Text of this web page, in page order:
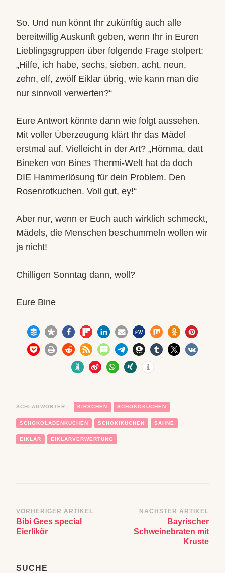
So. Und nun könnt Ihr zukünftig auch alle
bereitwillig Auskunft geben, wenn Ihr in Euren
Lieblingsgruppen über folgende Frage stolpert:
„Hilfe, ich habe, sechs, sieben, acht, neun,
zehn, elf, zwölf Eiklar übrig, wie kann man die
nur sinnvoll verwerten?“
Eure Antwort könnte dann wie folgt aussehen.
Mit voller Überzeugung klärt Ihr das Mädel
erstmal auf. Vielleicht in der Art? „Hömma, datt
Bineken von Bines Thermi-Welt hat da doch
DIE Hammerlösung für dein Problem. Den
Rosenrotkuchen. Voll gut, ey!“
Aber nur, wenn er Euch auch wirklich schmeckt,
Mädels, die Menschen beschummeln wollen wir
ja nicht!
Chilligen Sonntag dann, woll?
Eure Bine
SCHLAGWÖRTER: KIRSCHEN SCHOKOKUCHEN
SCHOKOLADENKUCHEN SCHOKIKUCHEN SAHNE
EIKLAR EIKLARVERWERTUNG
Beitragsnavigation
VORHERIGER ARTIKEL
Bibi Gees special
Eierlikör
NÄCHSTER ARTIKEL
Bayrischer
Schweinebraten mit
Kruste
SUCHE